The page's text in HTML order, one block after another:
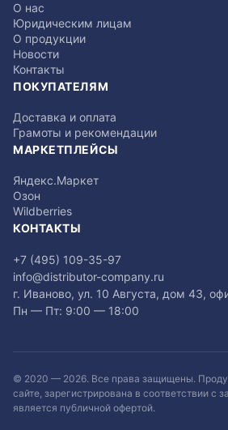
О нас
Юридическим лицам
О продукции
Новости
Контакты
ПОКУПАТЕЛЯМ
Доставка и оплата
Грамоты и рекомендации
МАРКЕТПЛЕЙСЫ
Яндекс.Маркет
Озон
Wildberries
КОНТАКТЫ
+7 (495) 109-35-97
info@distributor-company.ru
г. Иваново, ул. 10 Августа, дом 43,
Пн — Пт: 9:00 — 18:00
© 2020 — 2026. Все права защищены.
сайте, зарегистрирована в соответствии с
является публичной офертой.